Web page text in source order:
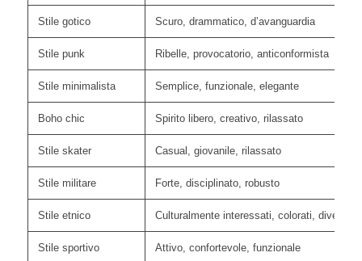
Stile gotico Scuro, drammatico, d’avanguardia
Stile punk Ribelle, provocatorio, anticonformista
Stile minimalista Semplice, funzionale, elegante
Boho chic Spirito libero, creativo, rilassato
Stile skater Casual, giovanile, rilassato
Stile militare Forte, disciplinato, robusto
Stile etnico Culturalmente interessati, colorati, diversi
Stile sportivo Attivo, confortevole, funzionale